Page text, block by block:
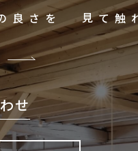
居心地の良さを
せ